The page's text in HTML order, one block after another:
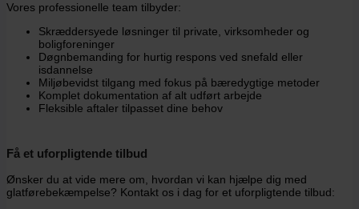
Vores professionelle team tilbyder:
Skræddersyede løsninger til private, virksomheder og
boligforeninger
Døgnbemanding for hurtig respons ved snefald eller
isdannelse
Miljøbevidst tilgang med fokus på bæredygtige metoder
Komplet dokumentation af alt udført arbejde
Fleksible aftaler tilpasset dine behov
Få et uforpligtende tilbud
Ønsker du at vide mere om, hvordan vi kan hjælpe dig med
glatførebekæmpelse? Kontakt os i dag for et uforpligtende tilbud: